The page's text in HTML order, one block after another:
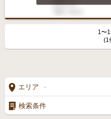
1〜1
(1
エリア -
検索条件